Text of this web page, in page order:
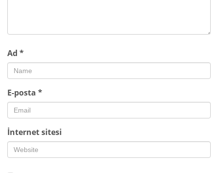
Ad *
E-posta *
İnternet sitesi